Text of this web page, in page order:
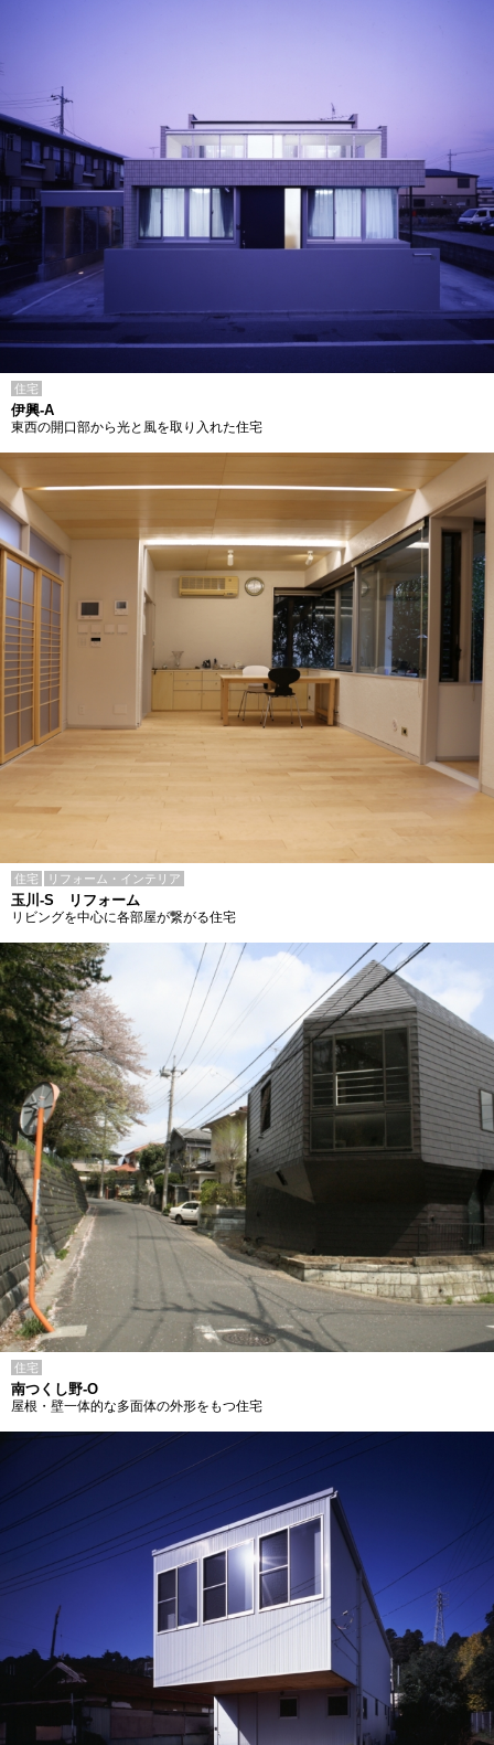
住宅
伊興-A
東西の開口部から光と風を取り入れた住宅
住宅 リフォーム・インテリア
玉川-S リフォーム
リビングを中心に各部屋が繋がる住宅
住宅
南つくし野-O
屋根・壁一体的な多面体の外形をもつ住宅